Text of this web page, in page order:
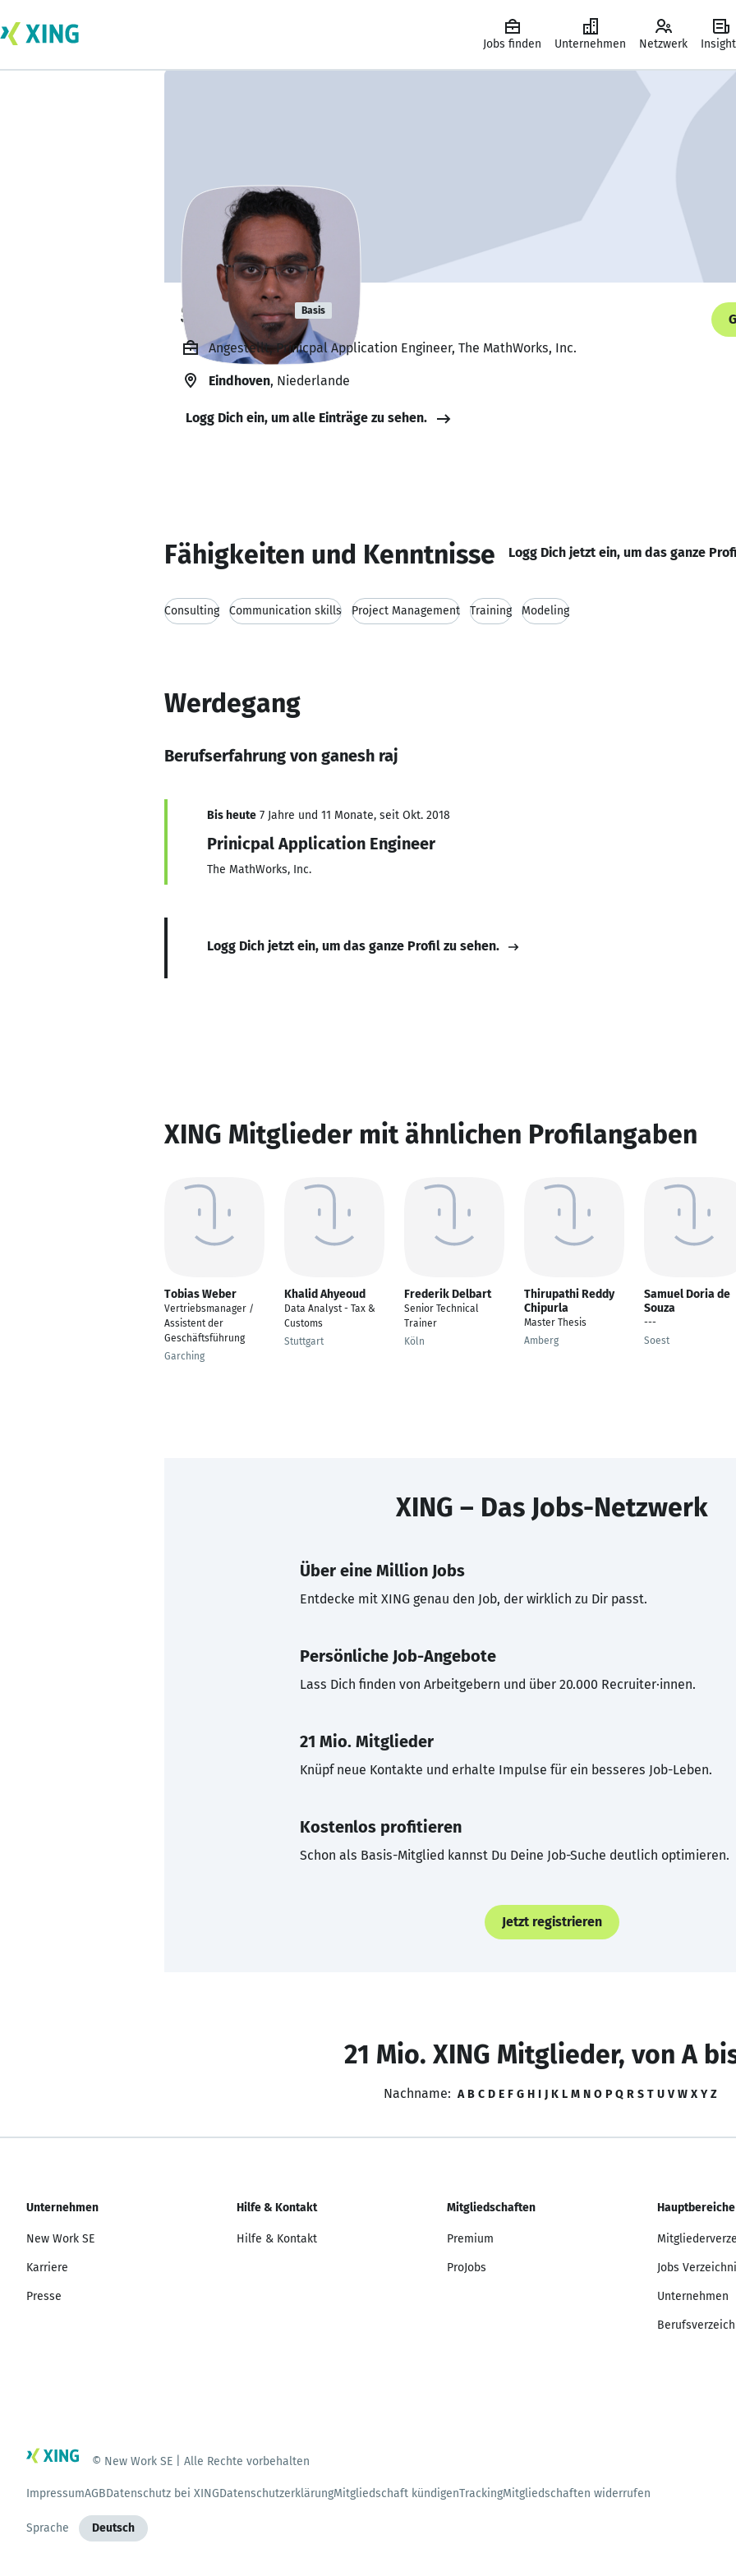
Jobs finden Unternehmen Netzwerk
ganesh raj Basis
Angestellt, Prinicpal Application Engineer, The MathWorks, Inc.
Eindhoven, Niederlande
Logg Dich ein, um alle Einträge zu sehen.
Fähigkeiten und Kenntnisse Logg Dich jetzt ein, um das ganze
Consulting Communication skills Project Management Training Modeling
Werdegang
Berufserfahrung von ganesh raj
Bis heute 7 Jahre und 11 Monate, seit Okt. 2018
Prinicpal Application Engineer
The MathWorks, Inc.
Logg Dich jetzt ein, um das ganze Profil zu sehen.
XING Mitglieder mit ähnlichen Profilangaben
Tobias Weber
Vertriebsmanager /
Assistent der
Geschäftsführung
Garching
Khalid Ahyeoud
Data Analyst - Tax &
Customs
Stuttgart
Frederik Delbart
Senior Technical
Trainer
Köln
Thirupathi Reddy
Chipurla
Master Thesis
Amberg
Samuel Doria de
Souza
---
Soest
XING – Das Jobs-Netzwerk
Über eine Million Jobs
Entdecke mit XING genau den Job, der wirklich zu Dir passt.
Persönliche Job-Angebote
Lass Dich finden von Arbeitgebern und über 20.000 Recruiter·innen.
21 Mio. Mitglieder
Knüpf neue Kontakte und erhalte Impulse für ein besseres Job-Leben.
Kostenlos profitieren
Schon als Basis-Mitglied kannst Du Deine Job-Suche deutlich optimieren.
Jetzt registrieren
21 Mio. XING Mitglieder, von A
Nachname: A B C D E F G H I J K L M N O P Q R S T U V W X Y Z
Unternehmen
New Work SE
Karriere
Presse
Hilfe & Kontakt
Hilfe & Kontakt
Mitgliedschaften
Premium
ProJobs
Hauptbereiche
Jobs
Unternehmen
© New Work SE | Alle Rechte vorbehalten
ImpressumAGBDatenschutz bei XINGDatenschutzerklärungMitgliedschaft kündigenTrackingMitgliedschaften widerrufen
Sprache Deutsch